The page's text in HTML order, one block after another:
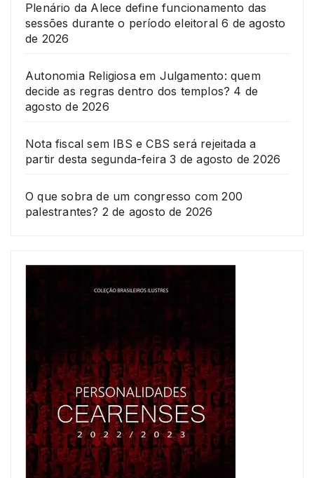
Plenário da Alece define funcionamento das
sessões durante o período eleitoral 6 de agosto
de 2026
Autonomia Religiosa em Julgamento: quem
decide as regras dentro dos templos? 4 de
agosto de 2026
Nota fiscal sem IBS e CBS será rejeitada a
partir desta segunda-feira 3 de agosto de 2026
O que sobra de um congresso com 200
palestrantes? 2 de agosto de 2026